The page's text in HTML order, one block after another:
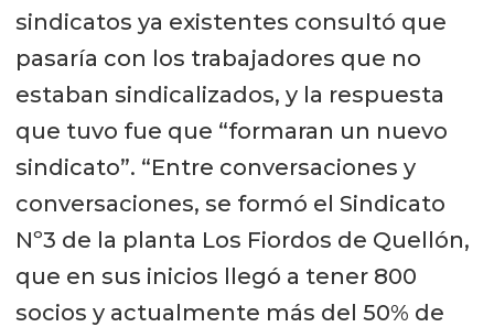
sindicatos ya existentes consultó que
pasaría con los trabajadores que no
estaban sindicalizados, y la respuesta
que tuvo fue que “formaran un nuevo
sindicato”. “Entre conversaciones y
conversaciones, se formó el Sindicato
Nº3 de la planta Los Fiordos de Quellón,
que en sus inicios llegó a tener 800
socios y actualmente más del 50% de